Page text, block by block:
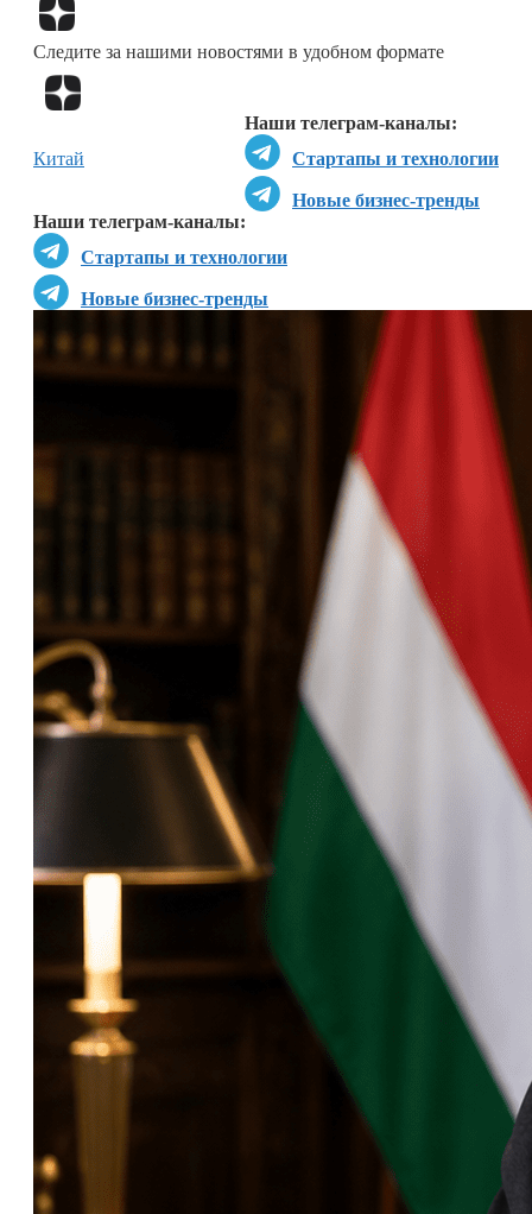
Следите за нашими новостями в удобном формате
Наши телеграм-каналы:
Стартапы и технологии
Новые бизнес-тренды
Наши телеграм-каналы:
Стартапы и технологии
Новые бизнес-тренды
Китай